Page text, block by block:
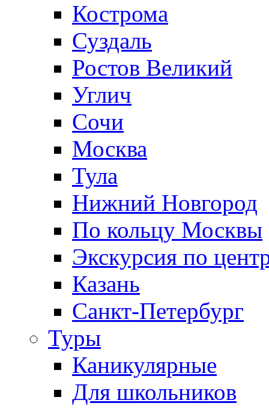
Кострома
Суздаль
Ростов Великий
Углич
Сочи
Москва
Тула
Нижний Новгород
По кольцу Москвы
Экскурсия по
Казань
Санкт-Петербург
Туры
Каникулярные
Для школьников